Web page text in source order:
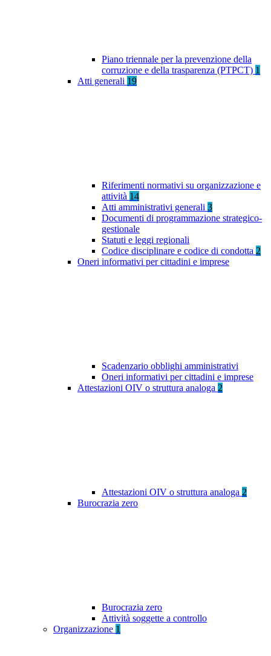
Piano triennale per la prevenzione della
corruzione e della trasparenza (PTPCT) 1
Atti generali 19
Riferimenti normativi su organizzazione e
attività 14
Atti amministrativi generali 3
Documenti di programmazione strategico-
gestionale
Statuti e leggi regionali
Codice disciplinare e codice di condotta 2
Oneri informativi per cittadini e imprese
Scadenzario obblighi amministrativi
Oneri informativi per cittadini e imprese
Attestazioni OIV o struttura analoga 2
Attestazioni OIV o struttura analoga 2
Burocrazia zero
Burocrazia zero
Attività soggette a controllo
Organizzazione 1